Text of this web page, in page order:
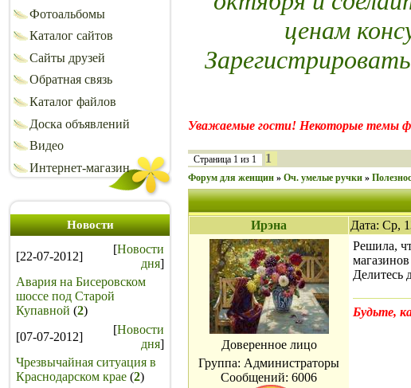
Фотоальбомы
Каталог сайтов
Сайты друзей
Обратная связь
Каталог файлов
Доска объявлений
Видео
Интернет-магазин
Новости
[22-07-2012]
[Новости
дня]
Авария на Бисеровском
шоссе под Старой
Купавной (2)
[07-07-2012]
[Новости
дня]
Чрезвычайная ситуация в
Краснодарском крае (2)
ценам
Уважаемые гости! Некоторые темы
Страница 1 из 1 1
Форум для женщин » Оч. умелые ручки »
Ирэна Дата: Ср,
Доверенное лицо
Группа: Администраторы
Сообщений: 6006
Решила,
Делитесь
Будьте,